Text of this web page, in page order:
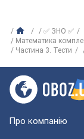
✅ ЗНО ✅
Математика
Частина 3. Тести
Про компанію